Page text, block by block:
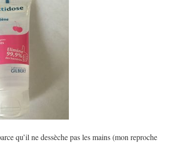
qu’il ne dessèche pas les mains (mon reproche